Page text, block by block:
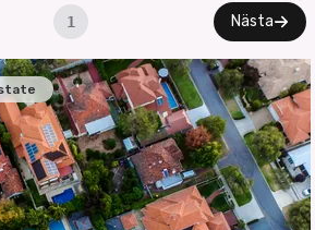
1 Nästa